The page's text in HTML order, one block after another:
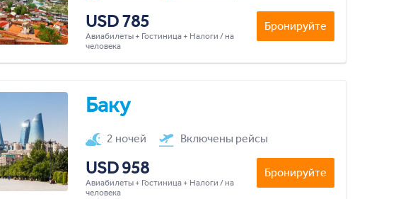
USD 785
Авиабилеты + Гостиница + Налоги / на
человека
Бронируйте
Баку
2 ночей Включены рейсы
USD 958
Авиабилеты + Гостиница + Налоги / на
человека
Бронируйте